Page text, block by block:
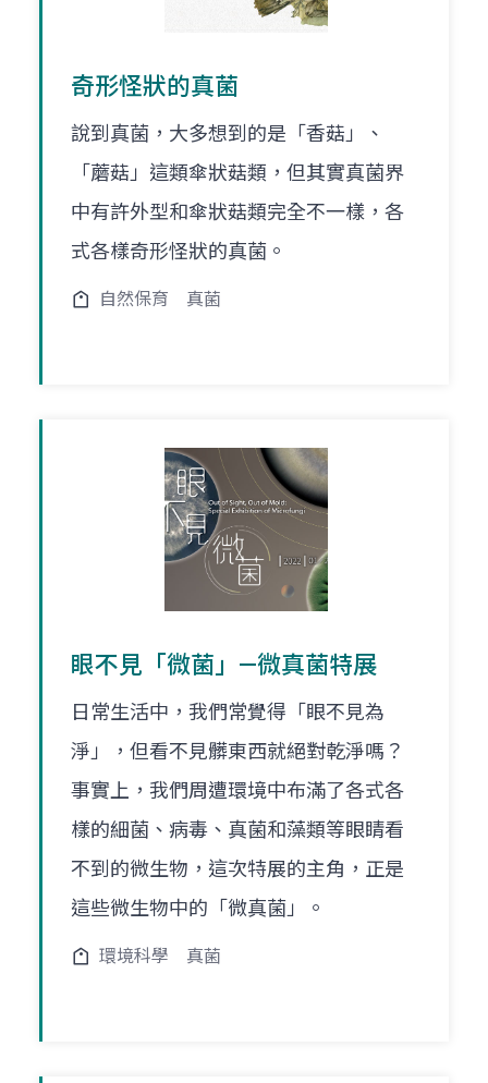
奇形怪狀的真菌
說到真菌，大多想到的是「香菇」、
「蘑菇」這類傘狀菇類，但其實真菌界
中有許外型和傘狀菇類完全不一樣，各
式各樣奇形怪狀的真菌。
自然保育 真菌
眼不見「微菌」—微真菌特展
日常生活中，我們常覺得「眼不見為
淨」，但看不見髒東西就絕對乾淨嗎？
事實上，我們周遭環境中布滿了各式各
樣的細菌、病毒、真菌和藻類等眼睛看
不到的微生物，這次特展的主角，正是
這些微生物中的「微真菌」。
環境科學 真菌